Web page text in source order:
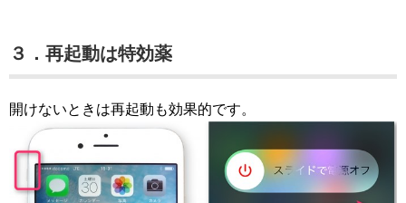
３．再起動は特効薬
開けないときは再起動も効果的です。